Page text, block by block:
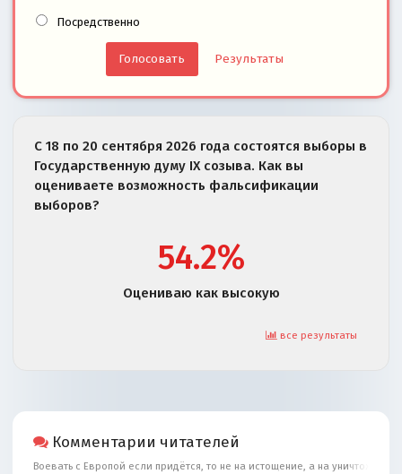
Посредственно
Результаты
С 18 по 20 сентября 2026 года состоятся выборы в
Государственную думу IX созыва. Как вы
оцениваете возможность фальсификации
выборов?
54.2%
Оцениваю как высокую
все результаты
Комментарии читателей
Воевать с Европой если придётся, то не на истощение, а на уничтожение